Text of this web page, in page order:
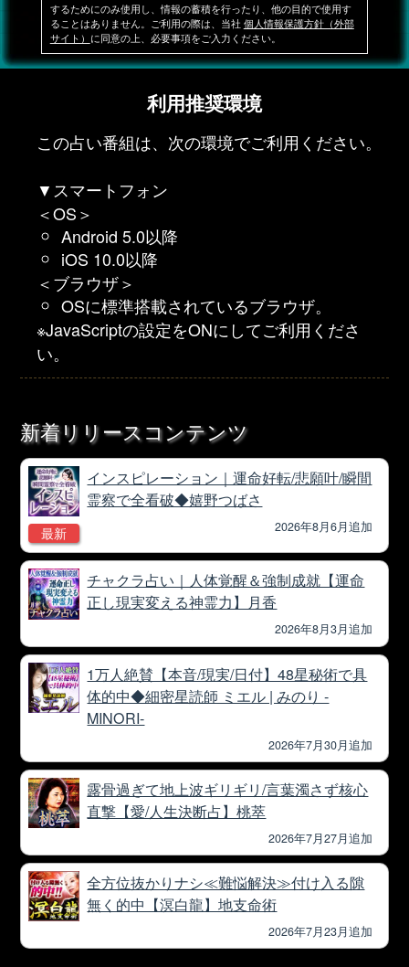
するためにのみ使用し、情報の蓄積を行ったり、他の目的で使用す
ることはありません。ご利用の際は、当社 個人情報保護方針（外部
サイト） に同意の上、必要事項をご入力ください。
利用推奨環境
この占い番組は、次の環境でご利用ください。
▼スマートフォン
＜OS＞
Android 5.0以降
iOS 10.0以降
＜ブラウザ＞
OSに標準搭載されているブラウザ。
※JavaScriptの設定をONにしてご利用くださ
い。
新着リリースコンテンツ
最新
インスピレーション｜運命好転/悲願叶/瞬間
霊察で全看破◆嬉野つばさ
2026年8月6月追加
チャクラ占い｜人体覚醒＆強制成就【運命
正し現実変える神霊力】月香
2026年8月3月追加
1万人絶賛【本音/現実/日付】48星秘術で具
体的中◆細密星読師 ミエル | みのり -
MINORI-
2026年7月30月追加
露骨過ぎて地上波ギリギリ/言葉濁さず核心
直撃【愛/人生決断占】桃萃
2026年7月27月追加
全方位抜かりナシ≪難悩解決≫付け入る隙
無く的中【溟白龍】地支命術
2026年7月23月追加